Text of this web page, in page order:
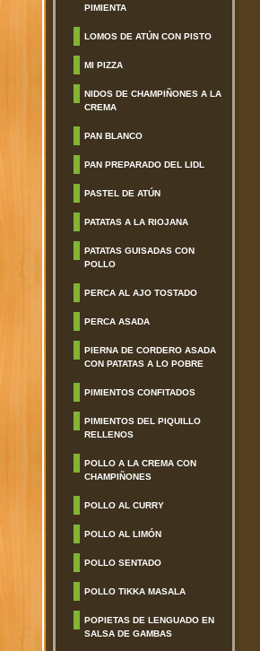
PIMIENTA
LOMOS DE ATÚN CON PISTO
MI PIZZA
NIDOS DE CHAMPIÑONES A LA
CREMA
PAN BLANCO
PAN PREPARADO DEL LIDL
PASTEL DE ATÚN
PATATAS A LA RIOJANA
PATATAS GUISADAS CON
POLLO
PERCA AL AJO TOSTADO
PERCA ASADA
PIERNA DE CORDERO ASADA
CON PATATAS A LO POBRE
PIMIENTOS CONFITADOS
PIMIENTOS DEL PIQUILLO
RELLENOS
POLLO A LA CREMA CON
CHAMPIÑONES
POLLO AL CURRY
POLLO AL LIMÓN
POLLO SENTADO
POLLO TIKKA MASALA
POPIETAS DE LENGUADO EN
SALSA DE GAMBAS